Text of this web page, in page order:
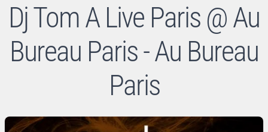
Dj Tom A Live Paris @ Au
Bureau Paris - Au Bureau
Paris